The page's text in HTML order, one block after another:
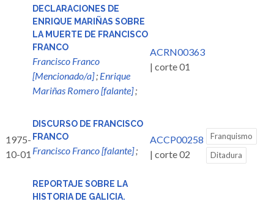
DECLARACIONES DE
ENRIQUE MARIÑAS SOBRE
LA MUERTE DE FRANCISCO
FRANCO
Francisco Franco
[Mencionado/a]; Enrique
Mariñas Romero [falante];
ACRN00363
| corte 01
1975-
10-01
DISCURSO DE FRANCISCO
FRANCO
Francisco Franco [falante];
ACCP00258
| corte 02
Franquismo
Ditadura
REPORTAJE SOBRE LA
HISTORIA DE GALICIA.